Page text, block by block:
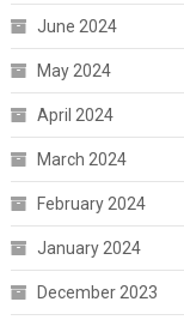
June 2024
May 2024
April 2024
March 2024
February 2024
January 2024
December 2023